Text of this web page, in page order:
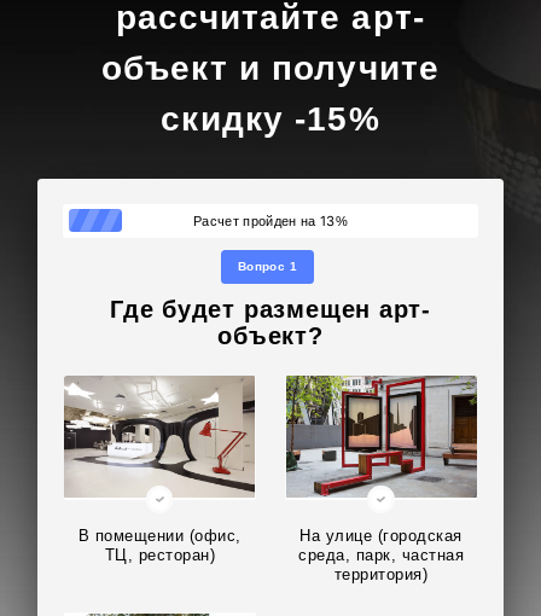
рассчитайте арт-
объект и получите
скидку -15%
Расчет пройден на 13%
Вопрос 1
Где будет размещен арт-
объект?
В помещении (офис,
ТЦ, ресторан)
На улице (городская
среда, парк, частная
территория)